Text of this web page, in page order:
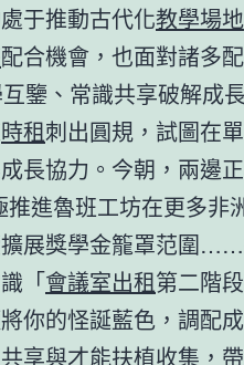
于推動古代化教學場地
配合機會，也面對諸多
鑒、常識共享破解成
時租刺出圓規，試圖在
長協力。今朝，兩邊
進魯班工坊在更多非
展獎學金籠罩范圍
「會議室出租第二階
你的怪誕藍色，調配
享與才能扶植收集，